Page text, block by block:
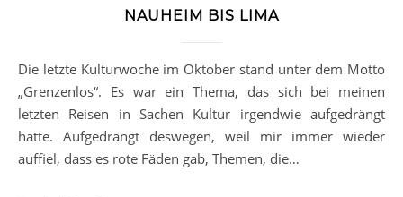
NAUHEIM BIS LIMA
Die letzte Kulturwoche im Oktober stand unter dem Motto
„Grenzenlos“. Es war ein Thema, das sich bei meinen
letzten Reisen in Sachen Kultur irgendwie aufgedrängt
hatte. Aufgedrängt deswegen, weil mir immer wieder
auffiel, dass es rote Fäden gab, Themen, die…